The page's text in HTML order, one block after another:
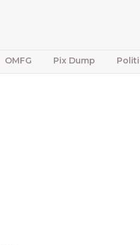
OMFG Pix Dump